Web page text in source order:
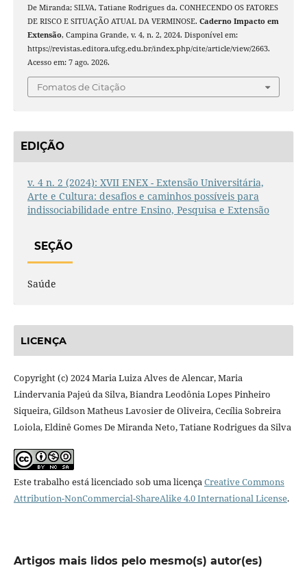
De Miranda; SILVA, Tatiane Rodrigues da. CONHECENDO OS FATORES
DE RISCO E SITUAÇÃO ATUAL DA VERMINOSE. Caderno Impacto em
Extensão, Campina Grande, v. 4, n. 2, 2024. Disponível em:
https://revistas.editora.ufcg.edu.br/index.php/cite/article/view/2663.
Acesso em: 7 ago. 2026.
Fomatos de Citação
EDIÇÃO
v. 4 n. 2 (2024): XVII ENEX - Extensão Universitária,
Arte e Cultura: desafios e caminhos possíveis para
indissociabilidade entre Ensino, Pesquisa e Extensão
SEÇÃO
Saúde
LICENÇA
Copyright (c) 2024 Maria Luiza Alves de Alencar, Maria
Lindervania Pajeú da Silva, Biandra Leodônia Lopes Pinheiro
Siqueira, Gildson Matheus Lavosier de Oliveira, Cecília Sobreira
Loiola, Eldinê Gomes De Miranda Neto, Tatiane Rodrigues da Silva
Este trabalho está licenciado sob uma licençaCreative Commons
Attribution-NonCommercial-ShareAlike 4.0 International License.
Artigos mais lidos pelo mesmo(s) autor(es)